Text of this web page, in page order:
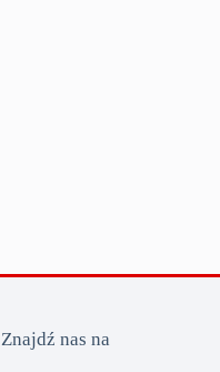
Znajdź nas na